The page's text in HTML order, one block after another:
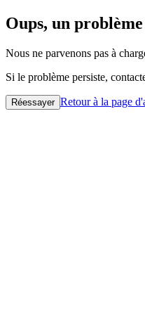
Oups, un
Nous ne parvenons pas à
Si le problème persiste,
Réessayer Retour à la page